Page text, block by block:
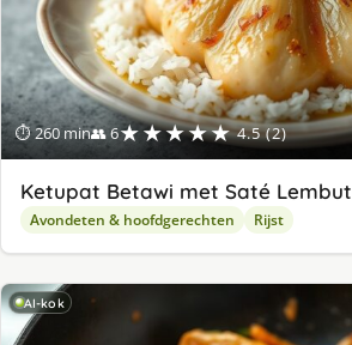
⏱ 260 min👥 6★★★★★ 4.5 (2)
Ketupat Betawi met Saté Lembut
Avondeten & hoofdgerechten Rijst
AI-kok